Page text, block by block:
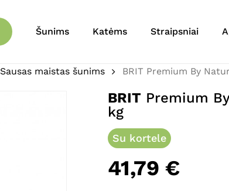
Šunims Katėms Straipsniai
Sausas maistas šunims BRIT Premium By
BRIT Premium
kg
Su kortele
41,79 €
Būkite pirmas
El. pašto adresas
Jūsų įvertinimas *
Jūsų atsiliepimas